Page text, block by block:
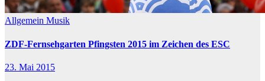
Allgemein Musik
ZDF-Fernsehgarten Pfingsten 2015 im Zeichen des ESC
23. Mai 2015